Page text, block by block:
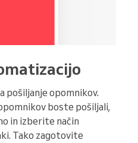
pošiljanje opomnikov.
boste pošiljali,
in izberite način
Tako zagotovite